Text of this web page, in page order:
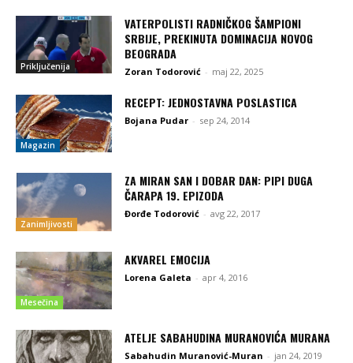
Priključenija
VATERPOLISTI RADNIČKOG ŠAMPIONI
SRBIJE, PREKINUTA DOMINACIJA NOVOG
BEOGRADA
Zoran Todorović - maj 22, 2025
Magazin
RECEPT: JEDNOSTAVNA POSLASTICA
Bojana Pudar - sep 24, 2014
Zanimljivosti
ZA MIRAN SAN I DOBAR DAN: PIPI DUGA
ČARAPA 19. EPIZODA
Đorđe Todorović - avg 22, 2017
Mesečina
AKVAREL EMOCIJA
Lorena Galeta - apr 4, 2016
ATELJE SABAHUDINA MURANOVIĆA MURANA
Sabahudin Muranović-Muran - jan 24, 2019